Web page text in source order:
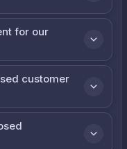
for our
customer